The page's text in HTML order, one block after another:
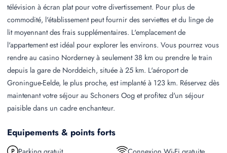
télévision à écran plat pour votre divertissement. Pour plus de
commodité, l'établissement peut fournir des serviettes et du linge de
lit moyennant des frais supplémentaires. L'emplacement de
l'appartement est idéal pour explorer les environs. Vous pourrez vous
rendre au casino Norderney à seulement 38 km ou prendre le train
depuis la gare de Norddeich, située à 25 km. L'aéroport de
Groningue-Eelde, le plus proche, est implanté à 123 km. Réservez dès
maintenant votre séjour au Schoners Oog et profitez d'un séjour
paisible dans un cadre enchanteur.
Equipements & points forts